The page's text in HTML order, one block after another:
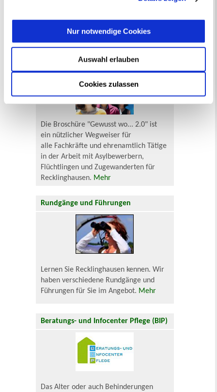
Cookies zulassen
Auswahl erlauben
Nur notwendige Cookies
"Gewusst wo... 2.0" - Broschüre für
Flüchtlingshelfer
Die Broschüre "Gewusst wo... 2.0" ist
ein nützlicher Wegweiser für
alle Fachkräfte und ehrenamtlich Tätige
in der Arbeit mit Asylbewerbern,
Flüchtlingen und Zugewanderten für
Recklinghausen. Mehr
Rundgänge und Führungen
Lernen Sie Recklinghausen kennen. Wir
haben verschiedene Rundgänge und
Führungen für Sie im Angebot. Mehr
Beratungs- und Infocenter Pflege (BIP)
Das Alter oder auch Behinderungen